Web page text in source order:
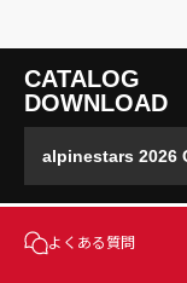
CATALOG
DOWNLOAD
よくある質問